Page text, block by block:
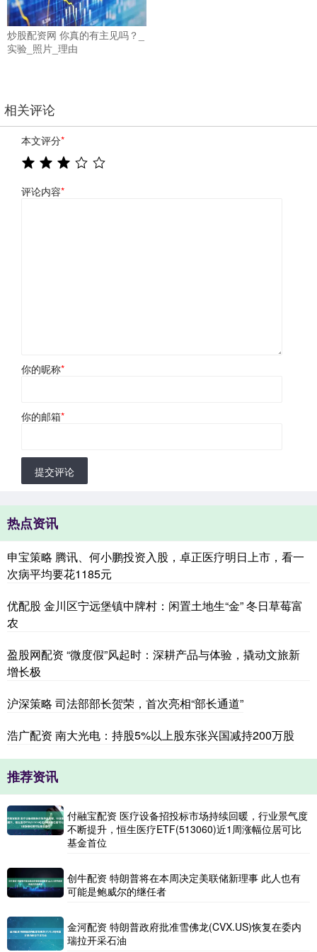
炒股配资网 你真的有主见吗？_
实验_照片_理由
相关评论
本文评分*
评论内容*
你的昵称*
你的邮箱*
提交评论
热点资讯
申宝策略 腾讯、何小鹏投资入股，卓正医疗明日上市，看一
次病平均要花1185元
优配股 金川区宁远堡镇中牌村：闲置土地生“金” 冬日草莓富
农
盈股网配资 “微度假”风起时：深耕产品与体验，撬动文旅新
增长极
沪深策略 司法部部长贺荣，首次亮相“部长通道”
浩广配资 南大光电：持股5%以上股东张兴国减持200万股
推荐资讯
付融宝配资 医疗设备招投标市场持续回暖，行业景气度
不断提升，恒生医疗ETF(513060)近1周涨幅位居可比
基金首位
创牛配资 特朗普将在本周决定美联储新理事 此人也有
可能是鲍威尔的继任者
金河配资 特朗普政府批准雪佛龙(CVX.US)恢复在委内
瑞拉开采石油